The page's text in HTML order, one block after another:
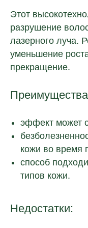
Этот
разрушение
лазерного луча.
уменьшение
прекращение.
эффект может
кожи во время
способ
типов кожи.
Недостатки: